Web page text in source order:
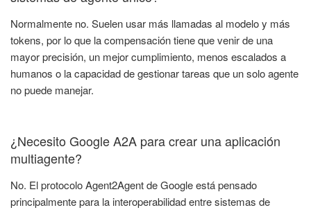
Normalmente no. Suelen usar más llamadas al modelo y más
tokens, por lo que la compensación tiene que venir de una
mayor precisión, un mejor cumplimiento, menos escalados a
humanos o la capacidad de gestionar tareas que un solo agente
no puede manejar.
¿Necesito Google A2A para crear una aplicación
multiagente?
No. El protocolo Agent2Agent de Google está pensado
principalmente para la interoperabilidad entre sistemas de